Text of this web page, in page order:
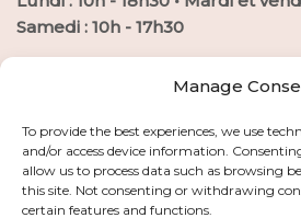
Manage
To provide the best experiences, we use
and/or access device information.
allow us to process data such as browsing
this site. Not consenting or withdrawing
certain features and functions.
Samedi : 10h - 17h30
33 rue de la Donelière 35000
Generali)
En entreprise à Rennes et aux
06 75 81 15 45